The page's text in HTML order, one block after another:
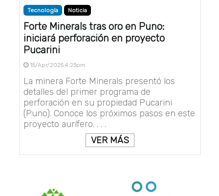
Tecnología Noticia
Forte Minerals tras oro en Puno:
iniciará perforación en proyecto
Pucarini
15/Apr/2025 4:23pm
La minera Forte Minerals presentó los
detalles del primer programa de
perforación en su propiedad Pucarini
(Puno). Conoce los próximos pasos en este
proyecto aurífero. . . .
VER MÁS